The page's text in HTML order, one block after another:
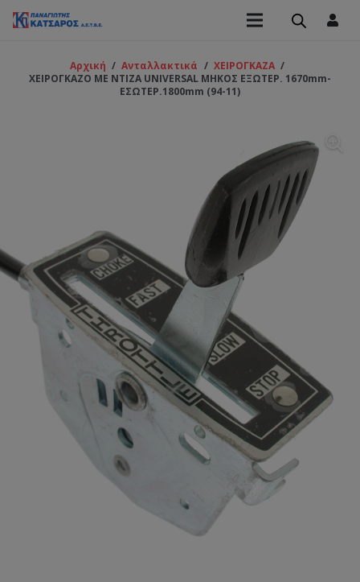
Αρχική / Ανταλλακτικά / ΧΕΙΡΟΓΚΑΖΑ /
ΧΕΙΡΟΓΚΑΖΟ ME NTIZA UNIVERSAL ΜΗΚΟΣ ΕΞΩΤΕΡ. 1670mm-
ΕΣΩΤΕΡ.1800mm (94-11)